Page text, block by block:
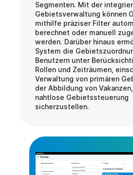
Segmenten. Mit der
Gebietsverwaltung können
mithilfe präziser Filter
berechnet oder manuell
werden. Darüber hinaus
System die
Benutzern unter
Rollen und Zeiträumen,
Verwaltung von primären
der Abbildung von
nahtlose Gebietssteuerung
sicherzustellen.